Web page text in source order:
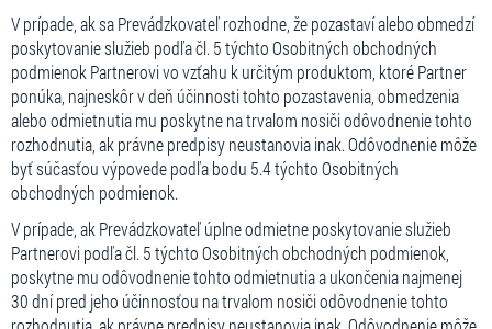
V prípade, ak sa Prevádzkovateľ rozhodne, že pozastaví alebo obmedzí
poskytovanie služieb podľa čl. 5 týchto Osobitných obchodných
podmienok Partnerovi vo vzťahu k určitým produktom, ktoré Partner
ponúka, najneskôr v deň účinnosti tohto pozastavenia, obmedzenia
alebo odmietnutia mu poskytne na trvalom nosiči odôvodnenie tohto
rozhodnutia, ak právne predpisy neustanovia inak. Odôvodnenie môže
byť súčasťou výpovede podľa bodu 5.4 týchto Osobitných
obchodných podmienok.
V prípade, ak Prevádzkovateľ úplne odmietne poskytovanie služieb
Partnerovi podľa čl. 5 týchto Osobitných obchodných podmienok,
poskytne mu odôvodnenie tohto odmietnutia a ukončenia najmenej
30 dní pred jeho účinnosťou na trvalom nosiči odôvodnenie tohto